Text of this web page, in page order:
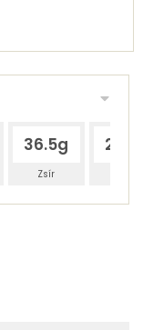
36.5g
Zsír